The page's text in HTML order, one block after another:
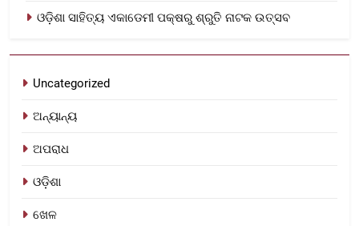
ଓଡ଼ିଶା ସାହିତ୍ୟ ଏକାଡେମୀ ପକ୍ଷରୁ ଶ୍ରୁତି ନାଟକ ଉତ୍ସବ
Uncategorized
ଅନ୍ୟାନ୍ୟ
ଅପରାଧ
ଓଡ଼ିଶା
ଖେଳ